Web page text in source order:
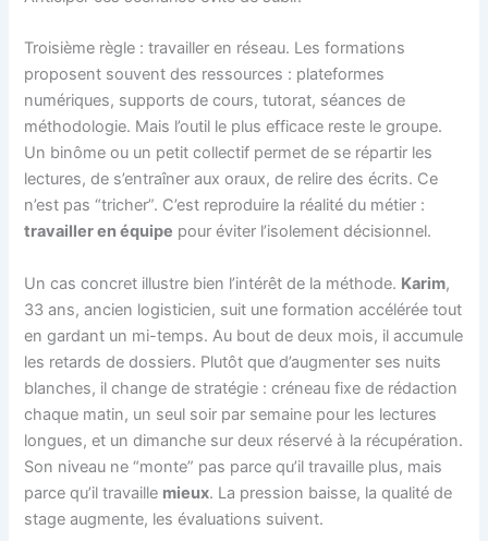
Troisième règle : travailler en réseau. Les formations
proposent souvent des ressources : plateformes
numériques, supports de cours, tutorat, séances de
méthodologie. Mais l’outil le plus efficace reste le groupe.
Un binôme ou un petit collectif permet de se répartir les
lectures, de s’entraîner aux oraux, de relire des écrits. Ce
n’est pas “tricher”. C’est reproduire la réalité du métier :
travailler en équipe pour éviter l’isolement décisionnel.
Un cas concret illustre bien l’intérêt de la méthode. Karim,
33 ans, ancien logisticien, suit une formation accélérée tout
en gardant un mi-temps. Au bout de deux mois, il accumule
les retards de dossiers. Plutôt que d’augmenter ses nuits
blanches, il change de stratégie : créneau fixe de rédaction
chaque matin, un seul soir par semaine pour les lectures
longues, et un dimanche sur deux réservé à la récupération.
Son niveau ne “monte” pas parce qu’il travaille plus, mais
parce qu’il travaille mieux. La pression baisse, la qualité de
stage augmente, les évaluations suivent.